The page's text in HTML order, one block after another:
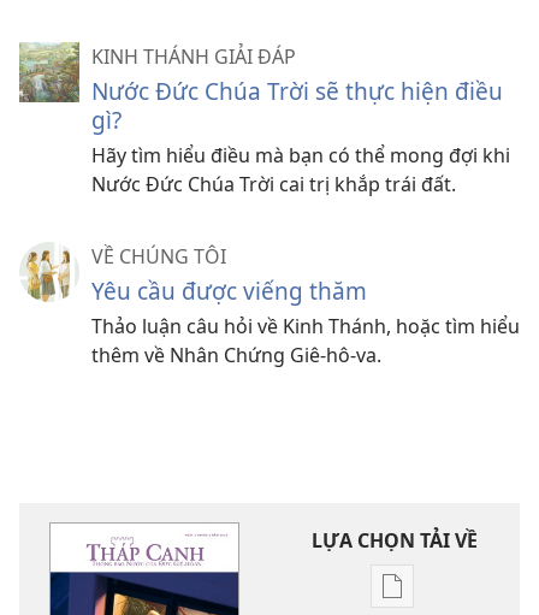
KINH THÁNH GIẢI ĐÁP
Nước Đức Chúa Trời sẽ thực hiện điều
gì?
Hãy tìm hiểu điều mà bạn có thể mong đợi khi
Nước Đức Chúa Trời cai trị khắp trái đất.
VỀ CHÚNG TÔI
Yêu cầu được viếng thăm
Thảo luận câu hỏi về Kinh Thánh, hoặc tìm hiểu
thêm về Nhân Chứng Giê-hô-va.
LỰA CHỌN TẢI VỀ
Tùy